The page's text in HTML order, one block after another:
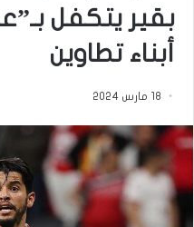
بقير يتكفل
أبناء تطاوين
18 مارس 2024